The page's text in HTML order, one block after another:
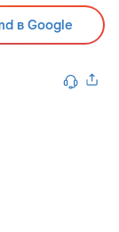
в Google